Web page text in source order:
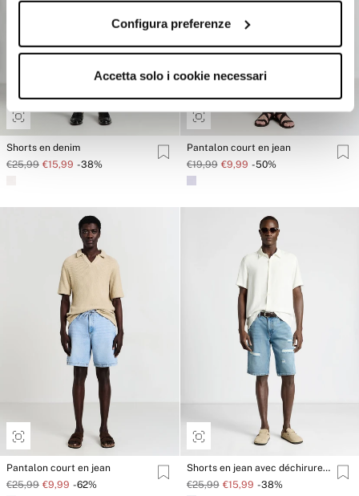
Configura preferenze
Accetta solo i cookie necessari
Shorts en denim
€25,99 €15,99 -38%
Pantalon court en jean
€19,99 €9,99 -50%
Pantalon court en jean
€25,99 €9,99 -62%
Shorts en jean avec déchirures et revers
€25,99 €15,99 -38%